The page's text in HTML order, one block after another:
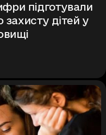
підготували
дітей у